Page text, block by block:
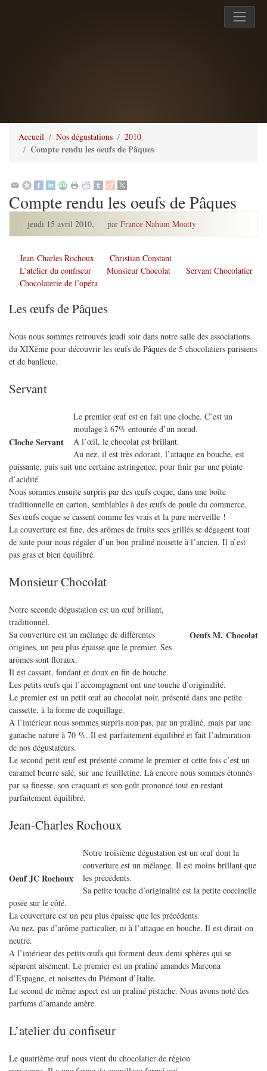
Accueil Nos dégustations 2010
Compte rendu les oeufs de Pâques
Compte rendu les oeufs de Pâques
jeudi 15 avril 2010, par France Nahum Moatty
Jean-Charles Rochoux
Christian Constant
L’atelier du confiseur
Monsieur Chocolat
Servant Chocolatier
Chocolaterie de l’opéra
Les œufs de Pâques
Nous nous sommes retrouvés jeudi soir dans notre salle des associations
du XIXème pour découvrir les œufs de Pâques de 5 chocolatiers parisiens
et de banlieue.
Servant
Cloche Servant
Le premier œuf est en fait une cloche. C’est un
moulage à 67% entourée d’un nœud.
A l’œil, le chocolat est brillant.
Au nez, il est très odorant, l’attaque en bouche, est
puissante, puis suit une certaine astringence, pour finir par une pointe
d’acidité.
Nous sommes ensuite surpris par des œufs coque, dans une boîte
traditionnelle en carton, semblables à des œufs de poule du commerce.
Ses œufs coque se cassent comme les vrais et la pure merveille !
La couverture est fine, des arômes de fruits secs grillés se dégagent tout
de suite pour nous régaler d’un bon praliné noisette à l’ancien. Il n’est
pas gras et bien équilibré.
Monsieur Chocolat
Oeufs M. Chocolat
Notre seconde dégustation est un œuf brillant,
traditionnel.
Sa couverture est un mélange de différentes
origines, un peu plus épaisse que le premier. Ses
arômes sont floraux.
Il est cassant, fondant et doux en fin de bouche.
Les petits œufs qui l’accompagnent ont une touche d’originalité.
Le premier est un petit œuf au chocolat noir, présenté dans une petite
caissette, à la forme de coquillage.
A l’intérieur nous sommes surpris non pas, par un praliné, mais par une
ganache nature à 70 %. Il est parfaitement équilibré et fait l’admiration
de nos dégustateurs.
Le second petit œuf est présenté comme le premier et cette fois c’est un
caramel beurre salé, sur une feuilletine. Là encore nous sommes étonnés
par sa finesse, son craquant et son goût prononcé tout en restant
parfaitement équilibré.
Jean-Charles Rochoux
Oeuf JC Rochoux
Notre troisième dégustation est un œuf dont la
couverture est un mélange. Il est moins brillant que
les précédents.
Sa petite touche d’originalité est la petite coccinelle
posée sur le côté.
La couverture est un peu plus épaisse que les précédents.
Au nez, pas d’arôme particulier, ni à l’attaque en bouche. Il est dirait-on
neutre.
A l’intérieur des petits œufs qui forment deux demi sphères qui se
séparent aisément. Le premier est un praliné amandes Marcona
d’Espagne, et noisettes du Piémont d’Italie.
Le second de même aspect est un praliné pistache. Nous avons noté des
parfums d’amande amère.
L’atelier du confiseur
Le quatrième œuf nous vient du chocolatier de région